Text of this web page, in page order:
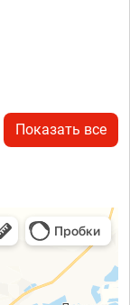
Показать все